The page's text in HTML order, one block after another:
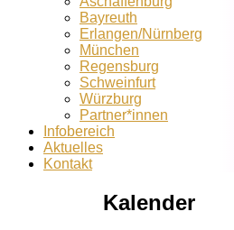
Bayreuth
Erlangen/Nürnberg
München
Regensburg
Schweinfurt
Würzburg
Partner*innen
Infobereich
Aktuelles
Kontakt
Kalender